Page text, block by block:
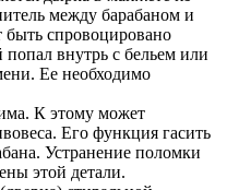
между барабаном и
спровоцировано
внутрь с бельем или
Ее необходимо
К этому может
Его функция гасить
Устранение поломки
этой детали.